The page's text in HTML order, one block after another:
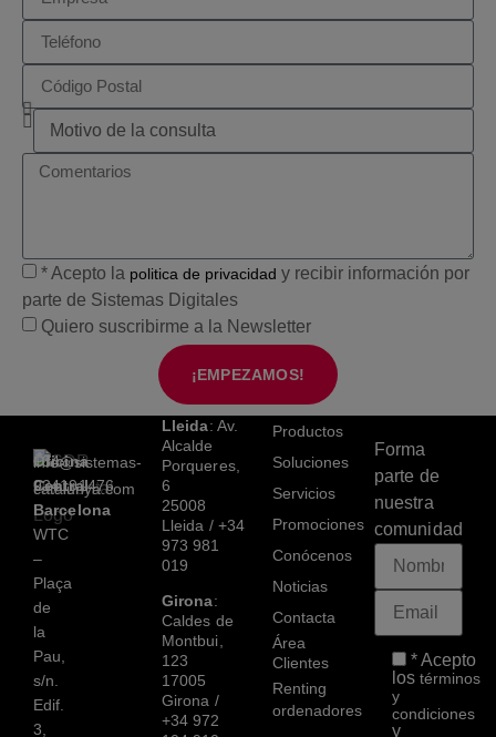
* Acepto la politica de privacidad y recibir información por
parte de Sistemas Digitales
Quiero suscribirme a la Newsletter
¡EMPEZAMOS!
Oficina
Central
Barcelona
WTC
–
Plaça
de
la
Pau,
s/n.
Edif.
3,
+34
934191476
info@sistemas-
catalunya.com
Lleida: Av.
Alcalde
Porqueres,
6
25008
Lleida / +34
973 981
019
Girona:
Caldes de
Montbui,
123
17005
Girona /
+34 972
Productos
Soluciones
Servicios
Promociones
Conócenos
Noticias
Contacta
Área
Clientes
Renting
ordenadores
Forma
parte de
nuestra
comunidad
* Acepto
los términos
y
condiciones
y